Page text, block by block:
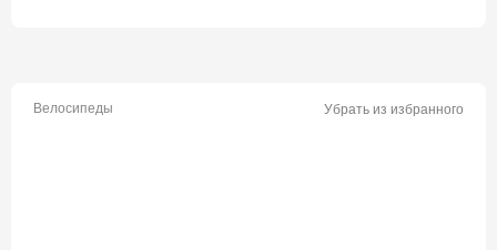
Велосипеды Убрать из избранного